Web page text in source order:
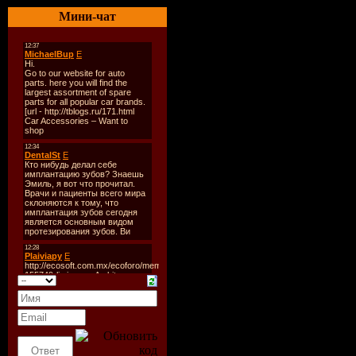
Мини-чат